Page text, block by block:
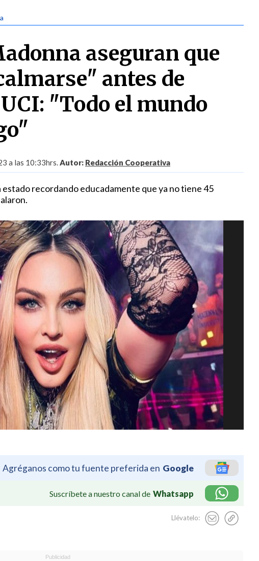
aseguran que
antes de
"Todo el mundo
a las 10:33hrs.Autor: Redacción Cooperativa
estado recordando educadamente que ya no tiene 45
Agréganos como tu fuente preferida en Google
Suscríbete a nuestro canal de Whatsapp
Llévatelo: